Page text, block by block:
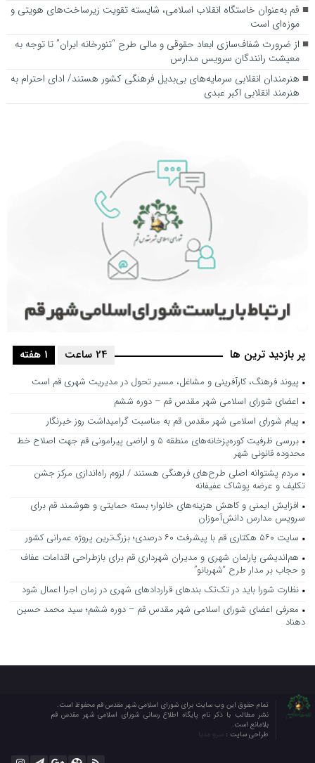
قم به‌عنوان خاستگاه انقلاب اسلامی، شایسته تقویت زیرساخت‌های هویتی و
موزه‌ای است
از ضرورت شفاف‌سازی ابعاد حقوقی و مالی طرح “تنورخانه ایران” تا توجه به
معیشت رانندگان سرویس مدارس
هنرمندان انقلابی سرمایه‌های بی‌بدیل فرهنگی کشور هستند/ ادای احترام به
هنرمند انقلابی اکبر عبدی
پر بازدید ترین ها 1 هفته 24 ساعت
پیوند فرهنگ، کارآفرینی و مشاغل، مسیر تحول در مدیریت شهری قم است
اعضای شورای اسلامی شهر مقدس قم – دوره ششم
پیام شورای اسلامی شهر مقدس قم به مناسبت گرامیداشت روز خبرنگار
بررسی ظرفیت کوره‌پزخانه‌های منطقه ۵ و اراضی پیرامونی قم جهت اصلاح خط
محدوده قانونی شهر
مردم پشتوانه اصلی طرح‌های فرهنگی هستند / لزوم راه‌اندازی مرکز جشن
تکلیف و عرضه پوشاک عفیفانه
افزایش ایمنی و کاهش هزینه‌های خانوار؛ بسته حمایتی و هوشمند قم برای
سرویس مدارس دانش‌آموزان
سایت ۵۶۰ هکتاری قم با پیشرفت ۶۰ درصدی؛ بزرگ‌ترین پروژه عمرانی کشور
هم‌اندیشی پارلمان شهری و مدیران شهرداری قم برای بازطراحی اقدامات عفاف
و حجاب بر مدار طرح “شهربانو”
نظارت شورا باید در تک‌تک بندهای قراردادهای شهری در زمان اجرا اعمال شود
معرفی اعضای شورای اسلامی شهر مقدس قم – دوره ششم؛ سید محمد حسین
دهناد
تمام حقوق این وب سایت برای شورای اسلامی شهر مقدس قم محفوظ است.
نشر مطالب با ذکر نام پایگاه اطلاع رسانی شورای اسلامی شهر مقدس قم
بلامانع است.
طراحی سایت : سرو مدیا